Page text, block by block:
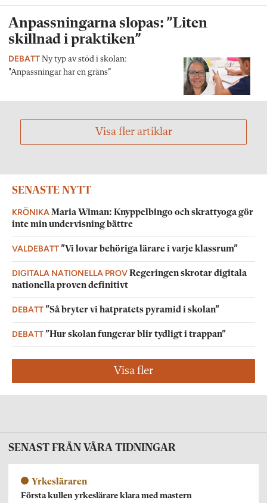
Anpassningarna slopas: ”Liten
skillnad i praktiken”
DEBATT Ny typ av stöd i skolan:
"Anpassningar har en gräns”
Visa fler artiklar
SENASTE NYTT
KRÖNIKA Maria Wiman: Knyppelbingo och skrattyoga gör
inte min undervisning bättre
VALDEBATT”Vi lovar behöriga lärare i varje klassrum”
DIGITALA NATIONELLA PROVRegeringen skrotar digitala
nationella proven definitivt
DEBATT”Så bryter vi hatpratets pyramid i skolan”
DEBATT”Hur skolan fungerar blir tydligt i trappan”
Visa fler
SENAST FRÅN VÅRA TIDNINGAR
Yrkesläraren
Första kullen yrkeslärare klara med mastern